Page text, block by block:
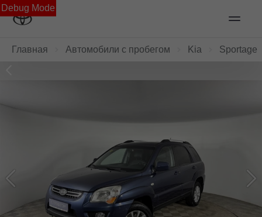
Debug Mode
Главная Автомобили с пробегом Kia Sportage